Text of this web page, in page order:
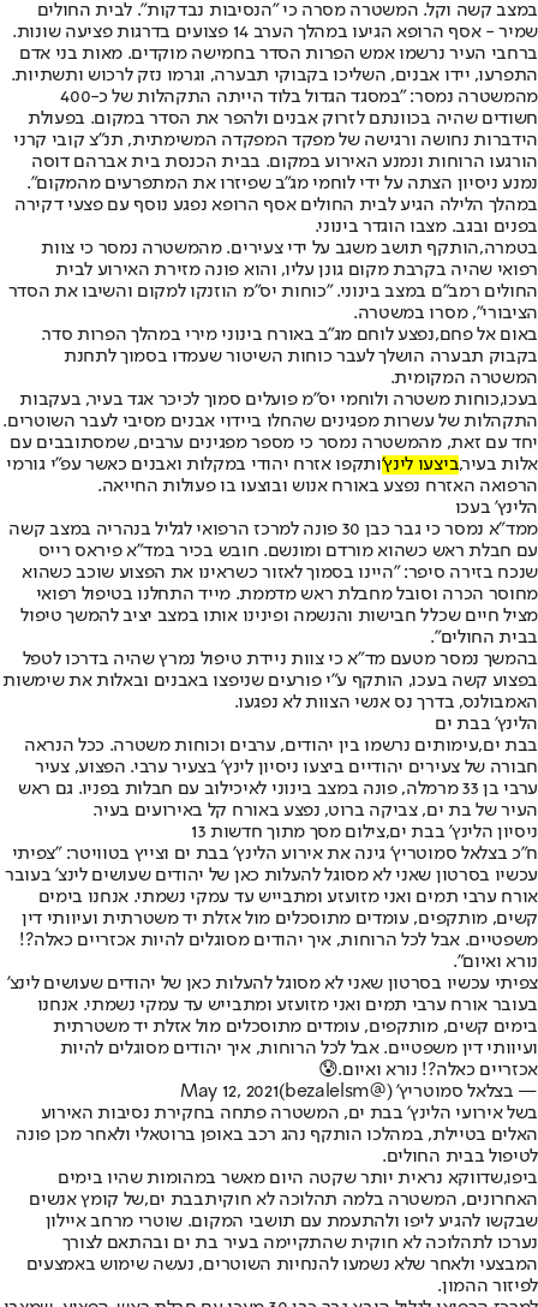
במצב קשה וקל. המשטרה מסרה כי "הנסיבות נבדקות". לבית החולים
שמיר - אסף הרופא הגיעו במהלך הערב 14 פצועים בדרגות פציעה שונות.
ברחבי העיר נרשמו אמש הפרות הסדר בחמישה מוקדים. מאות בני אדם
התפרעו, יידו אבנים, השליכו בקבוקי תבערה, וגרמו נזק לרכוש ותשתיות.
מהמשטרה נמסר: "במסגד הגדול בלוד הייתה התקהלות של כ-400
חשודים שהיה בכוונתם לזרוק אבנים ולהפר את הסדר במקום. בפעולת
הידברות נחושה ורגישה של מפקד המפקדה המשימתית, תנ"צ קובי קרני
הורגעו הרוחות ונמנע האירוע במקום. בבית הכנסת בית אברהם דוסה
נמנע ניסיון הצתה על ידי לוחמי מג"ב שפיזרו את המתפרעים מהמקום".
במהלך הלילה הגיע לבית החולים אסף הרופא נפגע נוסף עם פצעי דקירה
בפנים ובגב. מצבו הוגדר בינוני.
בטמרה,הותקף תושב משגב על ידי צעירים. מהמשטרה נמסר כי צוות
רפואי שהיה בקרבת מקום גונן עליו, והוא פונה מזירת האירוע לבית
החולים רמב"ם במצב בינוני. "כוחות יס"מ הוזנקו למקום והשיבו את הסדר
הציבורי", מסרו במשטרה.
באום אל פחם,נפצע לוחם מג"ב באורח בינוני מירי במהלך הפרות סדר.
בקבוק תבערה הושלך לעבר כוחות השיטור שעמדו בסמוך לתחנת
המשטרה המקומית.
בעכו,כוחות משטרה ולוחמי יס"מ פועלים סמוך לכיכר אגד בעיר, בעקבות
התקהלות של עשרות מפגינים שהחלו ביידוי אבנים מסיבי לעבר השוטרים.
יחד עם זאת, מהמשטרה נמסר כי מספר מפגינים ערבים, שמסתובבים עם
אלות בעיר,ביצעו לינץ'ותקפו אזרח יהודי במקלות ואבנים כאשר עפ"י גורמי
הרפואה האזרח נפצע באורח אנוש ובוצעו בו פעולות החייאה.
הלינץ' בעכו
ממד"א נמסר כי גבר כבן 30 פונה למרכז הרפואי לגליל בנהריה במצב קשה
עם חבלת ראש כשהוא מורדם ומונשם. חובש בכיר במד"א פיראס רייס
שנכח בזירה סיפר: "היינו בסמוך לאזור כשראינו את הפצוע שוכב כשהוא
מחוסר הכרה וסובל מחבלת ראש מדממת. מייד התחלנו בטיפול רפואי
מציל חיים שכלל חבישות והנשמה ופינינו אותו במצב יציב להמשך טיפול
בבית החולים".
בהמשך נמסר מטעם מד"א כי צוות ניידת טיפול נמרץ שהיה בדרכו לטפל
בפצוע קשה בעכו, הותקף ע"י פורעים שניפצו באבנים ובאלות את שימשות
האמבולנס, בדרך נס אנשי הצוות לא נפגעו.
הלינץ' בבת ים
בבת ים,עימותים נרשמו בין יהודים, ערבים וכוחות משטרה. ככל הנראה
חבורה של צעירים יהודיים ביצעו ניסיון לינץ' בצעיר ערבי. הפצוע, צעיר
ערבי בן 33 מרמלה, פונה במצב בינוני לאיכילוב עם חבלות בפניו. גם ראש
העיר של בת ים, צביקה ברוט, נפצע באורח קל באירועים בעיר.
ניסיון הלינץ' בבת ים,צילום מסך מתוך חדשות 13
ח"כ בצלאל סמוטריץ' גינה את אירוע הלינץ' בבת ים וצייץ בטוויטר: "צפיתי
עכשיו בסרטון שאני לא מסוגל להעלות כאן של יהודים שעושים לינצ' בעובר
אורח ערבי תמים ואני מזועזע ומתבייש עד עמקי נשמתי. אנחנו בימים
קשים, מותקפים, עומדים מתוסכלים מול אזלת יד משטרתית ועיוותי דין
משפטיים. אבל לכל הרוחות, איך יהודים מסוגלים להיות אכזריים כאלה?!
נורא ואיום".
צפיתי עכשיו בסרטון שאני לא מסוגל להעלות כאן של יהודים שעושים לינצ'
בעובר אורח ערבי תמים ואני מזועזע ומתבייש עד עמקי נשמתי. אנחנו
בימים קשים, מותקפים, עומדים מתוסכלים מול אזלת יד משטרתית
ועיוותי דין משפטיים. אבל לכל הרוחות, איך יהודים מסוגלים להיות
אכזריים כאלה?! נורא ואיום.😰
— בצלאל סמוטריץ' (@bezalelsm)
May 12, 2021
בשל אירועי הלינץ' בבת ים, המשטרה פתחה בחקירת נסיבות האירוע
האלים בטיילת, במהלכו הותקף נהג רכב באופן ברוטאלי ולאחר מכן פונה
לטיפול בבית החולים.
ביפו,שדווקא נראית יותר שקטה היום מאשר במהומות שהיו בימים
האחרונים, המשטרה בלמה תהלוכה לא חוקיתבבת ים,של קומץ אנשים
שבקשו להגיע ליפו ולהתעמת עם תושבי המקום. שוטרי מרחב איילון
נערכו לתהלוכה לא חוקית שהתקיימה בעיר בת ים ובהתאם לצורך
המבצעי ולאחר שלא נשמעו להנחיות השוטרים, נעשה שימוש באמצעים
לפיזור ההמון.